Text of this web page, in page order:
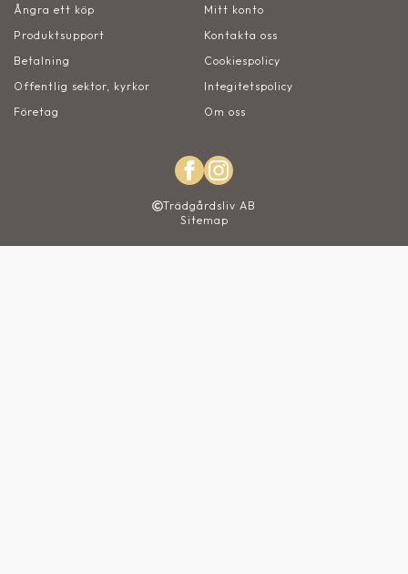
Ångra ett köp
Produktsupport
Betalning
Offentlig sektor, kyrkor
Företag
Mitt konto
Kontakta oss
Cookiespolicy
Integitetspolicy
Om oss
Trädgårdsliv AB
Sitemap